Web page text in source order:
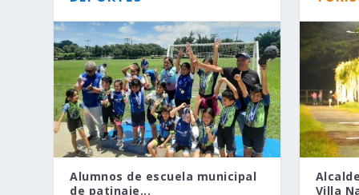
Alumnos de escuela municipal
de patinaje...
Villa